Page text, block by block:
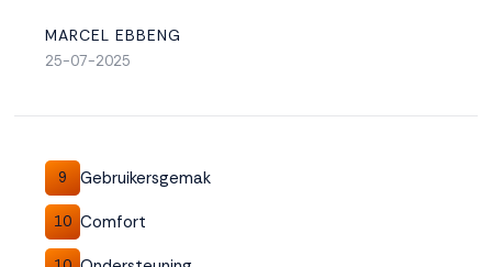
MARCEL EBBENG
25-07-2025
9 Gebruikersgemak
10 Comfort